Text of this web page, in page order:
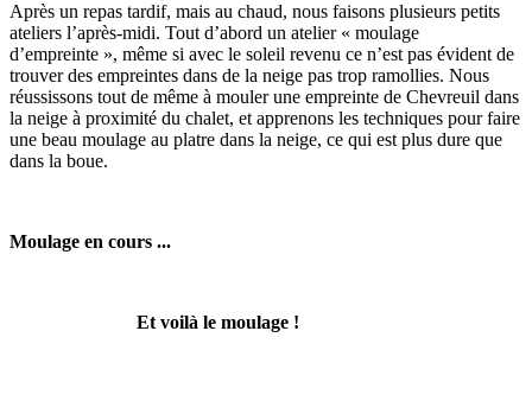
Après un repas tardif, mais au chaud, nous faisons plusieurs petits
ateliers l’après-midi. Tout d’abord un atelier « moulage
d’empreinte », même si avec le soleil revenu ce n’est pas évident de
trouver des empreintes dans de la neige pas trop ramollies. Nous
réussissons tout de même à mouler une empreinte de Chevreuil dans
la neige à proximité du chalet, et apprenons les techniques pour faire
une beau moulage au platre dans la neige, ce qui est plus dure que
dans la boue.
Moulage en cours ...
Et voilà le moulage !